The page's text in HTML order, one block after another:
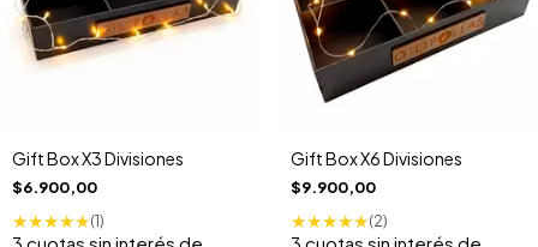
Gift Box X3 Divisiones
$6.900,00
★★★★★(1)
3 cuotas sin interés de
Gift Box X6 Divisiones
$9.900,00
★★★★★(2)
3 cuotas sin interés de